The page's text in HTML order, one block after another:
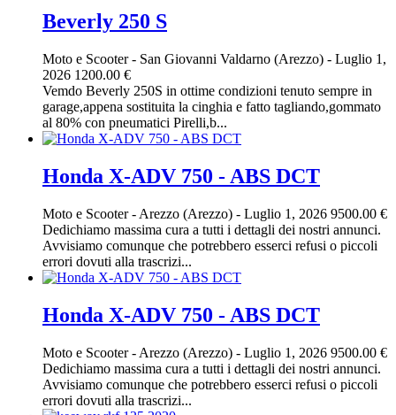
Beverly 250 S
Moto e Scooter- San Giovanni Valdarno (Arezzo) - Luglio 1,
2026 1200.00 €
Vemdo Beverly 250S in ottime condizioni tenuto sempre in
garage,appena sostituita la cinghia e fatto tagliando,gommato
al 80% con pneumatici Pirelli,b...
Honda X-ADV 750 - ABS DCT
Moto e Scooter- Arezzo (Arezzo) - Luglio 1, 2026 9500.00 €
Dedichiamo massima cura a tutti i dettagli dei nostri annunci.
Avvisiamo comunque che potrebbero esserci refusi o piccoli
errori dovuti alla trascrizi...
Honda X-ADV 750 - ABS DCT
Moto e Scooter- Arezzo (Arezzo) - Luglio 1, 2026 9500.00 €
Dedichiamo massima cura a tutti i dettagli dei nostri annunci.
Avvisiamo comunque che potrebbero esserci refusi o piccoli
errori dovuti alla trascrizi...